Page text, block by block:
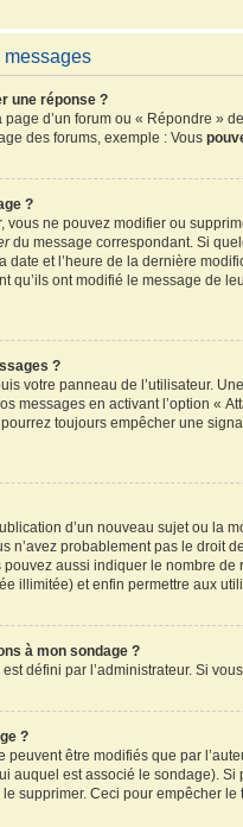
messages
une réponse ?
d’un forum ou « Répondre »
des forums, exemple : Vous
?
vous ne pouvez modifier ou
du message correspondant. Si
date et l’heure de la dernière
qu’ils ont modifié le message de
?
votre panneau de l’utilisateur.
messages en activant l’option «
toujours empêcher une
d’un nouveau sujet ou
n’avez probablement pas le droit
aussi indiquer le nombre
illimitée) et enfin permettre aux
à mon sondage ?
défini par l’administrateur. Si
?
peuvent être modifiés que par
auquel est associé le sondage).
supprimer. Ceci pour empêcher